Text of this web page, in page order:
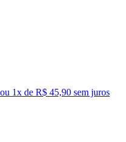
ou 1x de R$ 45,90 sem juros